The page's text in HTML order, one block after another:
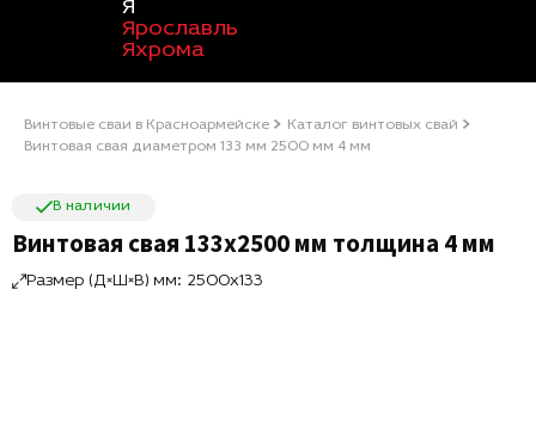
Я
Ярославль
Яхрома
Винтовые сваи в Красноармейске
Каталог винтовых свай
Винтовая свая диаметром 133 мм 2500 мм 4 мм
В наличии
Винтовая свая 133х2500 мм толщина 4 мм
Размер (Д×Ш×В) мм: 2500x133